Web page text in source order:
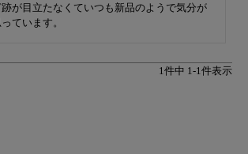
が目立たなくていつも新品のようで気分が
ています。
1 件中 1 -1 件表示